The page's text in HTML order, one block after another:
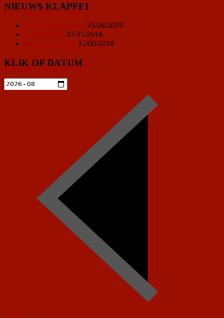
NIEUWS KLAPPEI
25/04/2019
07/11/2018
12/06/2018
KLIK OP DATUM